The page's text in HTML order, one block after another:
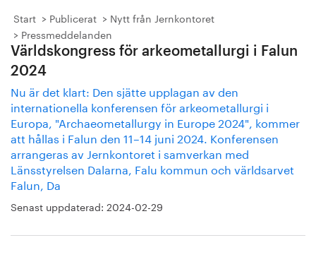
Start Publicerat
Nytt från Jernkontoret
Pressmeddelanden
Världskongress för arkeometallurgi i Falun
2024
Nu är det klart: Den sjätte upplagan av den
internationella konferensen för arkeometallurgi i
Europa, "Archaeometallurgy in Europe 2024", kommer
att hållas i Falun den 11–14 juni 2024. Konferensen
arrangeras av Jernkontoret i samverkan med
Länsstyrelsen Dalarna, Falu kommun och världsarvet
Falun, Da
Senast uppdaterad: 2024-02-29